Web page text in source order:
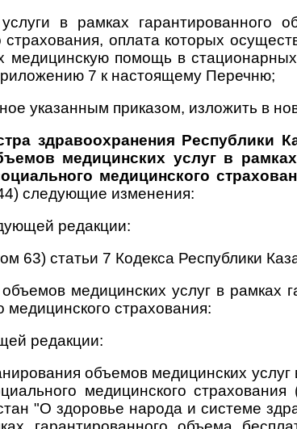
в рамках гарантированного
страхования, оплата которых
медицинскую помощь в
7 к настоящему Перечню;
указанным приказом, изложить в
здравоохранения
медицинских услуг в
медицинского
следующие изменения:
редакции:
63) статьи 7 Кодекса Республики
медицинских услуг в
медицинского страхования:
редакции:
объемов медицинских
медицинского
"О здоровье народа и системе